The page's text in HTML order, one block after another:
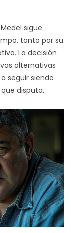
sigue
tanto por su
La decisión
alternativas
seguir siendo
disputa.